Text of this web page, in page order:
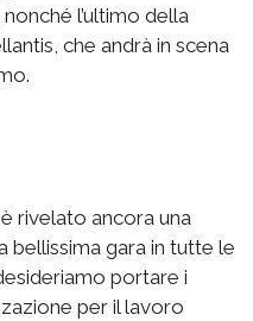
l’ultimo della
che andrà in scena
rivelato ancora una
gara in tutte le
portare i
per il lavoro